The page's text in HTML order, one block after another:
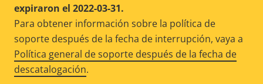
expiraron el 2022-03-31.
Para obtener información sobre la política de
soporte después de la fecha de interrupción, vaya a
Política general de soporte después de la fecha de
descatalogación.